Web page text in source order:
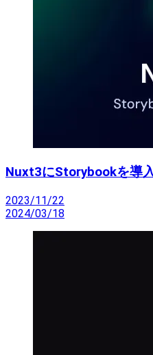
Nuxt3にStorybookを導
2023/11/22
2024/03/18